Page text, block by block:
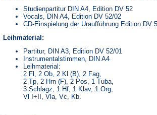
Studienpartitur DIN A4, Edition DV 52
Vocals, DIN A4, Edition DV 52/02
CD-Einspielung der Uraufführung Edition DV
Leihmaterial:
Partitur, DIN A3, Edition DV 52/01
Instrumentalstimmen, DIN A4
Leihmaterial:
2 Fl, 2 Ob, 2 Kl (B), 2 Fag,
2 Tp, 2 Hrn (F), 2 Pos, 1 Tuba,
3 Schlagz, 1 Hf, 1 Klav, 1 Org,
Vl I+II, Vla, Vc, Kb.